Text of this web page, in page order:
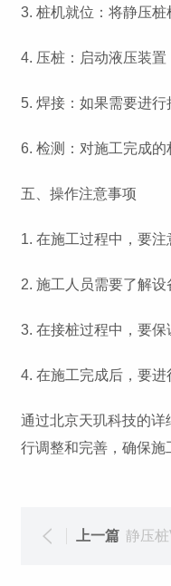
3. 桩机就位：将静压桩
4. 压桩：启动液压装置
5. 焊接：如果需要进行
6. 检测：对施工完成的
五、操作注意事项
1. 在施工过程中，要注
2. 施工人员需要了解设
3. 在接桩过程中，要保
4. 在施工完成后，要进
通过北京天玑科技的
行调整和完善，确保施
上一篇 静压桩